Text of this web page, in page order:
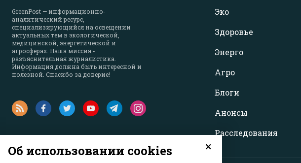
GreenPost — информационно-
аналитический ресурс,
специализирующийся на освещении
актуальных тем в экологической,
медицинской, энергетической и
агросферах. Наша миссия -
разъяснительная журналистика.
Информация должна быть интересной и
полезной. Спасибо за доверие!
Эко
Здоровье
Энерго
Агро
Блоги
Анонсы
Расследования
×
Об использовании cookies